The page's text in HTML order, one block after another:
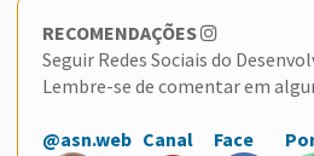
RECOMENDAÇÕES
Seguir Redes Sociais do
Lembre-se de comentar em
@asn.web Canal Face